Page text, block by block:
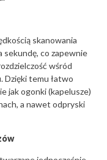
skanowania
sekundę, co zapewnie
wśród
temu łatwo
jak ogonki (kapelusze)
a nawet odpryski